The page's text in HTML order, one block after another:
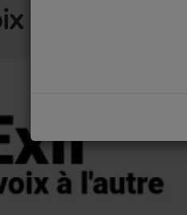
à l'autre